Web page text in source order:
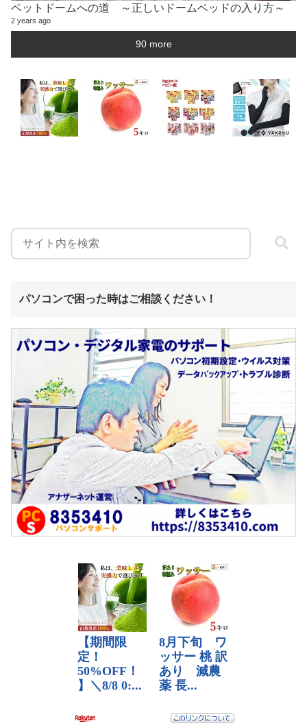
ペットドームへの道 ～正しいドームベッドの入り方～
2 years ago
90 more
パソコンで困った時はご相談ください！